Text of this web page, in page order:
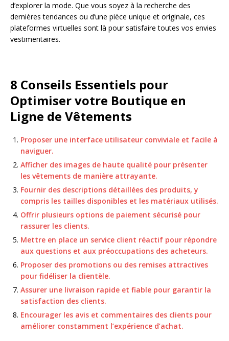
d’explorer la mode. Que vous soyez à la recherche des
dernières tendances ou d’une pièce unique et originale, ces
plateformes virtuelles sont là pour satisfaire toutes vos envies
vestimentaires.
8 Conseils Essentiels pour
Optimiser votre Boutique en
Ligne de Vêtements
Proposer une interface utilisateur conviviale et facile à
naviguer.
Afficher des images de haute qualité pour présenter
les vêtements de manière attrayante.
Fournir des descriptions détaillées des produits, y
compris les tailles disponibles et les matériaux utilisés.
Offrir plusieurs options de paiement sécurisé pour
rassurer les clients.
Mettre en place un service client réactif pour répondre
aux questions et aux préoccupations des acheteurs.
Proposer des promotions ou des remises attractives
pour fidéliser la clientèle.
Assurer une livraison rapide et fiable pour garantir la
satisfaction des clients.
Encourager les avis et commentaires des clients pour
améliorer constamment l’expérience d’achat.